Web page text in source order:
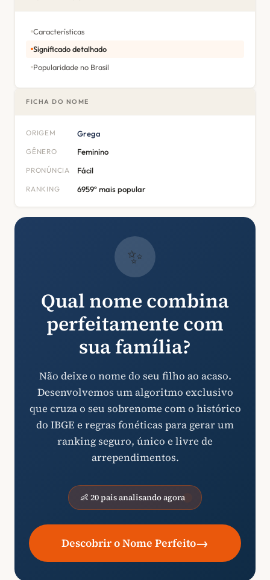
Características
Significado detalhado
Popularidade no Brasil
FICHA DO NOME
ORIGEM Grega
GÊNERO Feminino
PRONÚNCIA Fácil
RANKING 6959º mais popular
✨
Qual nome combina
perfeitamente com
sua família?
Não deixe o nome do seu filho ao acaso.
Desenvolvemos um algoritmo exclusivo
que cruza o seu sobrenome com o histórico
do IBGE e regras fonéticas para gerar um
ranking seguro, único e livre de
arrependimentos.
👶 20 pais analisando agora
Descobrir o Nome Perfeito→